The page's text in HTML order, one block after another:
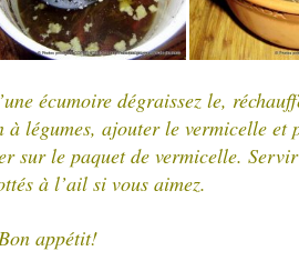
écumoire dégraissez le,
à légumes, ajouter le vermicelle
sur le paquet de vermicelle.
à l’ail si vous aimez.
Bon appétit!